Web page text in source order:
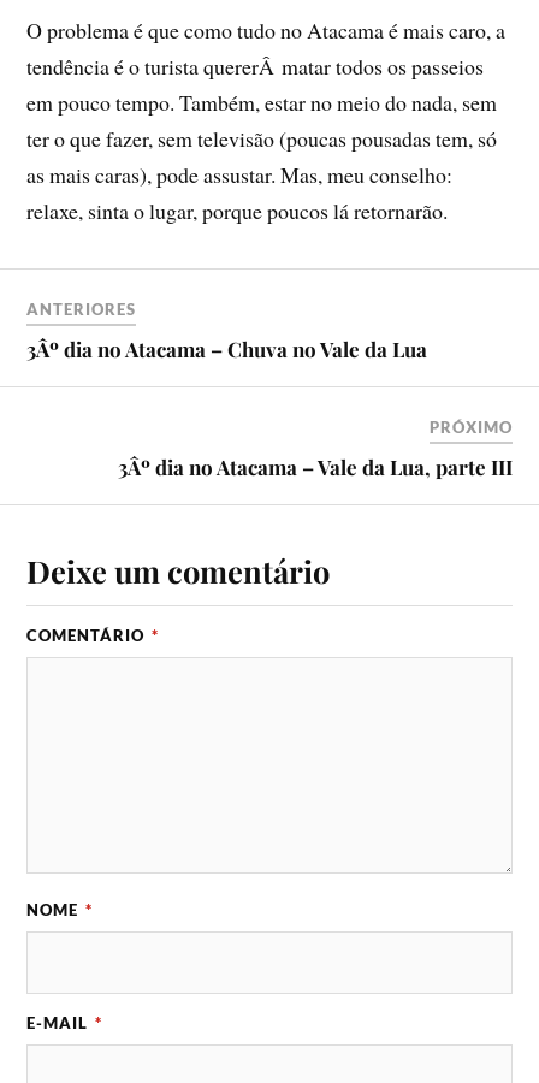
O problema é que como tudo no Atacama é mais caro, a
tendência é o turista quererÂ matar todos os passeios
em pouco tempo. Também, estar no meio do nada, sem
ter o que fazer, sem televisão (poucas pousadas tem, só
as mais caras), pode assustar. Mas, meu conselho:
relaxe, sinta o lugar, porque poucos lá retornarão.
ANTERIORES
3Âº dia no Atacama – Chuva no Vale da Lua
PRÓXIMO
3Âº dia no Atacama – Vale da Lua, parte III
Deixe um comentário
COMENTÁRIO *
NOME *
E-MAIL *